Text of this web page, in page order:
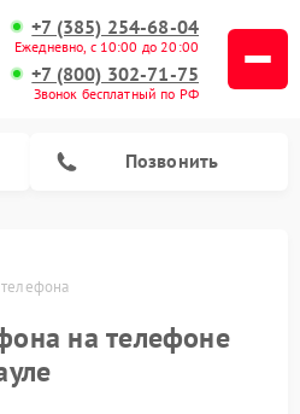
+7 (385) 254-68-04
Ежедневно, с 10:00 до 20:00
+7 (800) 302-71-75
Звонок бесплатный по РФ
Позвонить
на телефоне